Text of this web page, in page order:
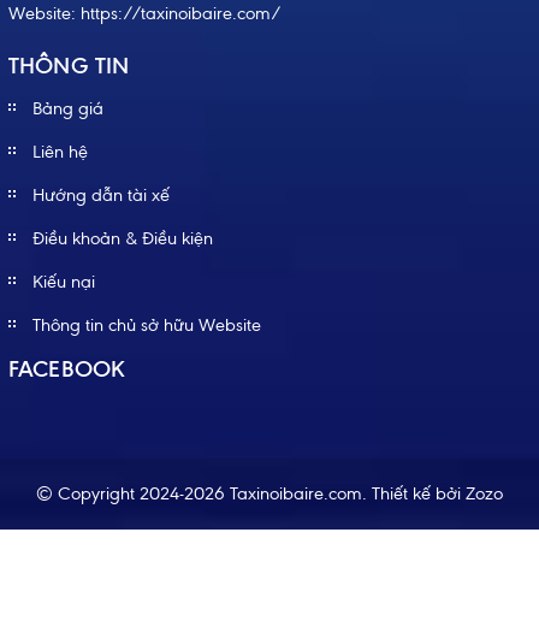
Website: https://taxinoibaire.com/
THÔNG TIN
Bảng giá
Liên hệ
Hướng dẫn tài xế
Điều khoản & Điều kiện
Kiếu nại
Thông tin chủ sở hữu Website
FACEBOOK
© Copyright 2024-2026 Taxinoibaire.com. Thiết kế bởi Zozo